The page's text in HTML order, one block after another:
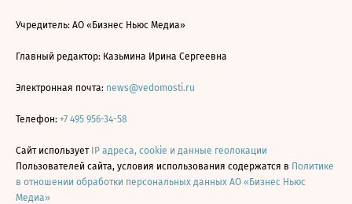
Учредитель: АО «Бизнес Ньюс Медиа»
Главный редактор: Казьмина Ирина Сергеевна
Электронная почта: news@vedomosti.ru
Телефон: +7 495 956-34-58
Сайт использует IP адреса, cookie и данные геолокации
Пользователей сайта, условия использования содержатся в Политике
в отношении обработки персональных данных АО «Бизнес Ньюс
Медиа»